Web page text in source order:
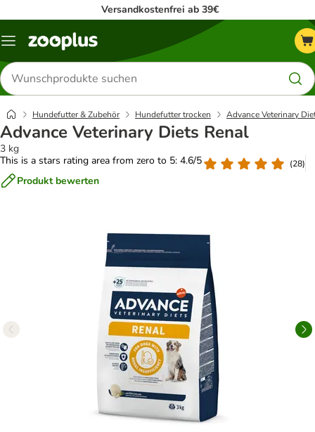
Versandkostenfrei ab 39€
Menü
Produkte
suchen
Hundefutter & Zubehör Hundefutter trocken Advance Veterinary
Advance Veterinary Diets Renal
3 kg
This is a stars rating area from zero to 5: 4.6/5
(28)
Produkt bewerten